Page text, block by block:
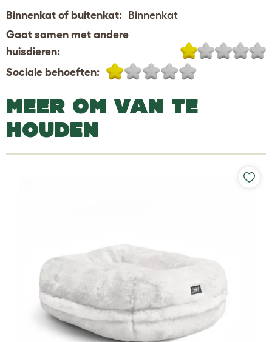
Binnenkat of buitenkat: Binnenkat
Gaat samen met andere
huisdieren:
Sociale behoeften:
MEER OM VAN TE
HOUDEN